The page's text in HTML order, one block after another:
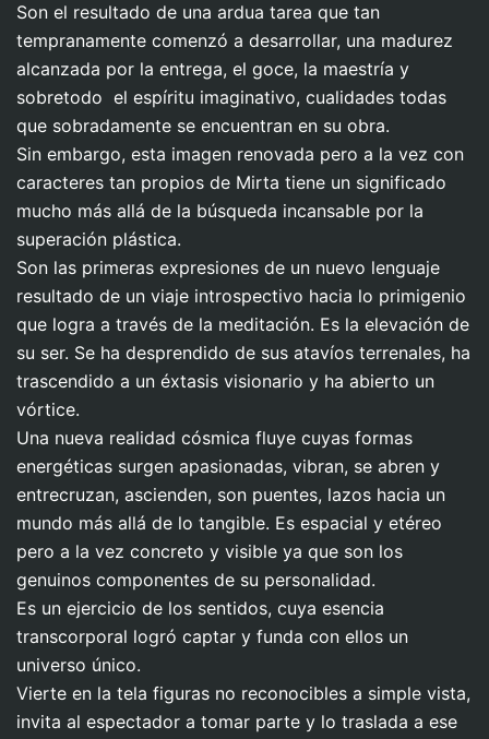
Son el resultado de una ardua tarea que tan
tempranamente comenzó a desarrollar, una madurez
alcanzada por la entrega, el goce, la maestría y
sobretodo el espíritu imaginativo, cualidades todas
que sobradamente se encuentran en su obra.
Sin embargo, esta imagen renovada pero a la vez con
caracteres tan propios de Mirta tiene un significado
mucho más allá de la búsqueda incansable por la
superación plástica.
Son las primeras expresiones de un nuevo lenguaje
resultado de un viaje introspectivo hacia lo primigenio
que logra a través de la meditación. Es la elevación de
su ser. Se ha desprendido de sus atavíos terrenales, ha
trascendido a un éxtasis visionario y ha abierto un
vórtice.
Una nueva realidad cósmica fluye cuyas formas
energéticas surgen apasionadas, vibran, se abren y
entrecruzan, ascienden, son puentes, lazos hacia un
mundo más allá de lo tangible. Es espacial y etéreo
pero a la vez concreto y visible ya que son los
genuinos componentes de su personalidad.
Es un ejercicio de los sentidos, cuya esencia
transcorporal logró captar y funda con ellos un
universo único.
Vierte en la tela figuras no reconocibles a simple vista,
invita al espectador a tomar parte y lo traslada a ese